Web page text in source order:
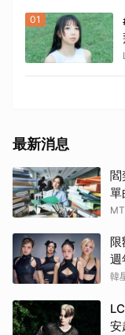
01
最新消息
閻
單
週
定
韓
安